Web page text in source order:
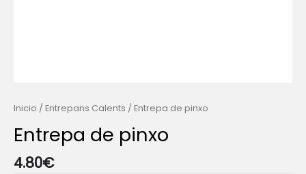
Inicio / Entrepans Calents / Entrepa de pinxo
Entrepa de pinxo
4.80€